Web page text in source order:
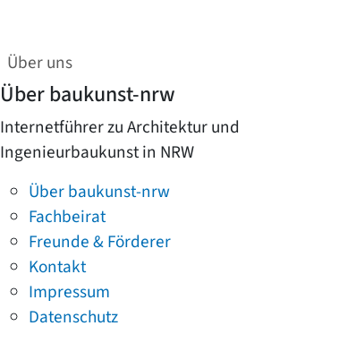
Über uns
Über baukunst-nrw
Internetführer zu Architektur und
Ingenieurbaukunst in NRW
Über baukunst-nrw
Fachbeirat
Freunde & Förderer
Kontakt
Impressum
Datenschutz